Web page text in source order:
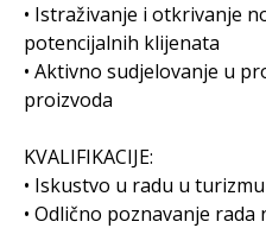
• Istraživanje i otkrivanje
potencijalnih klijenata
• Aktivno sudjelovanje u
proizvoda
KVALIFIKACIJE:
• Iskustvo u radu u
• Odlično poznavanje